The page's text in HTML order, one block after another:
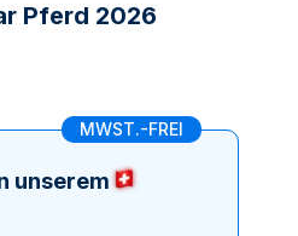
Pferd 2026
MWST.-FREI
unserem